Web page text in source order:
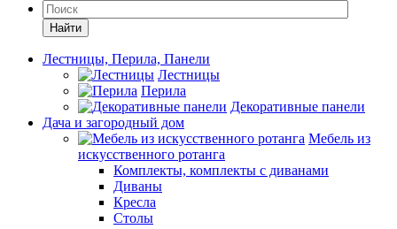
Найти
Лестницы, Перила, Панели
Лестницы
Перила
Декоративные панели
Дача и загородный дом
Мебель из
искусственного ротанга
Комплекты, комплекты с диванами
Диваны
Кресла
Столы